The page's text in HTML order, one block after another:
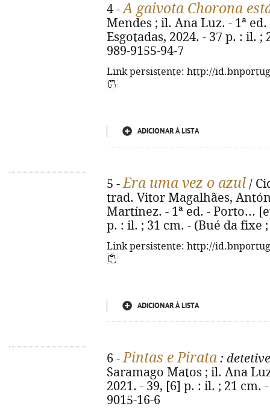
4 -A gaivota Chorona
Mendes ; il. Ana Luz. - 1ª
Esgotadas, 2024. - 37 p. : il. ;
989-9155-94-7
Link persistente: http://
ADICIONAR À LISTA
5 -Era uma vez o azul /
trad. Vitor Magalhães,
Martínez. - 1ª ed. - Porto...
p. : il. ; 31 cm. - (Bué da fixe ;
Link persistente: http://
ADICIONAR À LISTA
6 -Pintas e Pirata :
Saramago Matos ; il. Ana
2021. - 39, [6] p. : il. ; 21 cm.
9015-16-6